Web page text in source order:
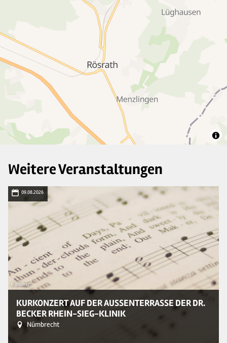
Weitere Veranstaltungen
09.08.2026
© pixabay
KURKONZERT AUF DER AUSSENTERRASSE DER DR. B
ECKER RHEIN-SIEG-KLINIK
Nümbrecht